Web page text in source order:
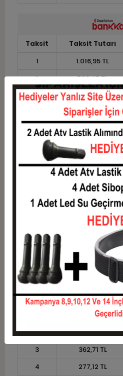
Taksit Taksit Tutarı
1
1.016,95 TL
2
508,47 TL
3
362,71 TL
277,12 TL
5
225,76 TL
191,53 TL
7
167,07 TL
134,46 TL
123,05 TL
11
12
105,08 TL
Taksit Taksit Tutarı
1.016,95 TL
2
508,47 TL
3
362,71 TL
4
277,12 TL